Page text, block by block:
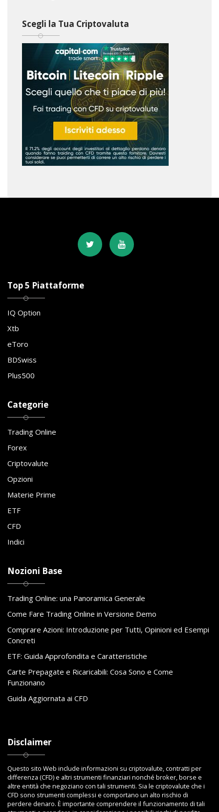
Scegli la Tua Criptovaluta
Top 5 Piattaforme
IQ Option
Xtb
eToro
BDSwiss
Plus500
Categorie
Trading Online
Forex
Criptovalute
Opzioni
Materie Prime
ETF
CFD
Indici
Nozioni Base
Trading Online: una Panoramica Generale
Come Fare Trading Online in Versione Demo
Comprare Azioni: Introduzione per Tutti, Opinioni ed Esempi
Concreti
ETF: Guida Approfondita e Caratteristiche
Carte Prepagate e Ricaricabili: Cosa Sono e Come
Funzionano
Guida Aggiornata ai CFD
Disclaimer
Questo sito Web include informazioni su criptovalute, contratti per
differenza (CFD) e altri strumenti finanziari nonché broker, borse e
altre entità che negoziano con tali strumenti. Sia le criptovalute che i
CFD sono strumenti complessi e comportano un alto rischio di
perdere denaro. È importante comprendere il funzionamento di tali